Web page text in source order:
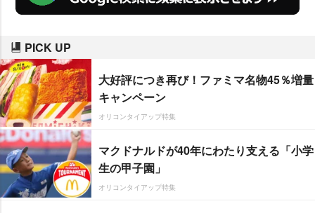
PICK UP
大好評につき再び！ファミマ名物45％増量
キャンペーン
オリコンタイアップ特集
マクドナルドが40年にわたり支える「小学
生の甲子園」
オリコンタイアップ特集